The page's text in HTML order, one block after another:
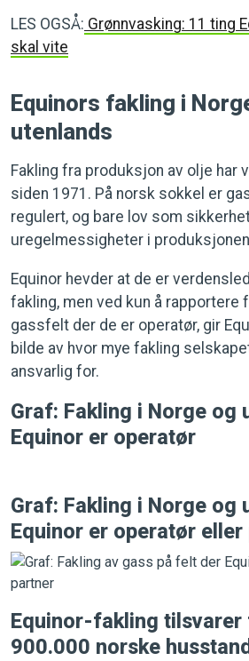
LES OGSÅ: Grønnvasking: 11 ting
skal vite
Equinors fakling i
utenlands
Fakling fra produksjon av olje har
siden 1971. På norsk sokkel er
regulert, og bare lov som
uregelmessigheter i
Equinor hevder at de er
fakling, men ved kun å rapportere
gassfelt der de er operatør, gir
bilde av hvor mye fakling
ansvarlig for.
Graf: Fakling i Norge og
Equinor er operatør
Graf: Fakling i Norge og
Equinor er operatør
Equinor-fakling tilsvarer
900.000 norske